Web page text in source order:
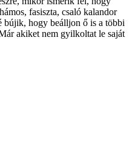
fasiszta, csaló kalandor
bújik, hogy beálljon ő is a többi
akiket nem gyilkoltat le saját